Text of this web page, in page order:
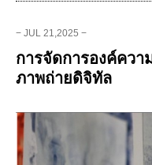
− JUL 21,2025 −
การจัดการองค์คว
ภาพถ่ายดิจิทัล